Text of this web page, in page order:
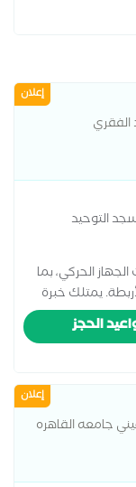
إعلان
الفقري
التوحيد
الحركي، بما
يمتلك خبرة
الغضروفي،
الحجز
إعلان
جامعه القاهره